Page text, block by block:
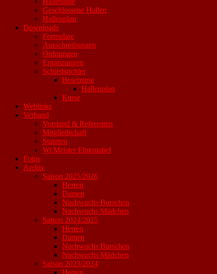
Geschlossene Hallen
Hallenplan
Downloads
Formulare
Ausschreibungen
Ordnungen
Ergänzungen
Schiedsrichter
Besetzung
Hallenplan
Kurse
Weblinks
Verband
Vorstand & Referenten
Mitgliedschaft
Statuten
Wr.Meister Ehrentabel
Fotos
Archiv
Saison 2025/2026
Herren
Damen
Nachwuchs Burschen
Nachwuchs Mädchen
Saison 2024/2025
Herren
Damen
Nachwuchs Burschen
Nachwuchs Mädchen
Saison 2023/2024
Herren